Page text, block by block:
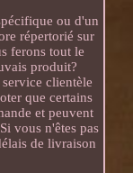
ou d'un
répertorié sur
ferons tout le
produit?
clientèle
que certains
et peuvent
vous n'êtes pas
de livraison